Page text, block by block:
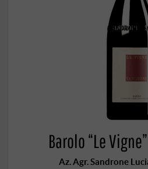
Barolo “Le
Az. Agr. Sandrone